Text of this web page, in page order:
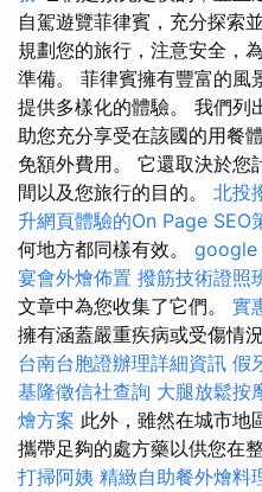
自駕遊覽菲律賓，充分探索
規劃您的旅行，注意安全，
準備。 菲律賓擁有豐富的風
提供多樣化的體驗。 我們列
助您充分享受在該國的用餐
免額外費用。 它還取決於您
間以及您旅行的目的。 北投
升網頁體驗的On Page SEO
何地方都同樣有效。 google
宴會外燴佈置 撥筋技術證照
文章中為您收集了它們。 實
擁有涵蓋嚴重疾病或受傷情
台南台胞證辦理詳細資訊 假
基隆徵信社查詢 大腿放鬆按
燴方案 此外，雖然在城市地
攜帶足夠的處方藥以供您在
打掃阿姨 精緻自助餐外燴料